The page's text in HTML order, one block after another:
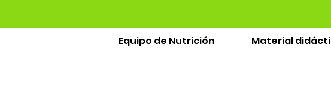
Equipo de Nutrición Material